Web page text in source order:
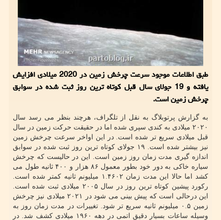
طبق اطلاعات موجود سرعت چرخش زمین در 2020 میلادی افزایش
یافته و 19 جولای سال قبل کوتاه ترین روز ثبت شده در سوابق
چرخش زمین است.
به گزارش پرتوبلاگ به نقل از تلگراف، هرچند بنظر می رسد سال
۲۰۲۰ میلادی به کندی سپری شده اما در حقیقت حرکت زمین در سال
قبل میلادی سریع تر شده است. در این اواخر سرعت چرخش زمین
نیز بیشتر شده است. ۱۹ جولای کوتاه ترین روز ثبت شده در سوابق
اندازه گیری مدت زمان روز زمین است. این در حالیست که چرخش
سیاره خاکی به دور خود بطور معمول ۸۶ هزار و ۴۰۰ ثانیه طول می
کشد اما حالا این مدت زمان ۱.۴۶۰۲ میلیونم ثانیه کمتر شده است.
رکورد پیشین کوتاه ترین روز در سال ۲۰۰۵ میلادی ثبت شده است.
این درحالی است که پیش بینی می شود در ۲۰۲۱ میلادی نیز چرخش
زمین ۰.۵ میلیونم ثانیه سریع تر شود. تغییرات در مدت زمان روز به
وسیله ساعات بسیار دقیق اتمی در دهه ۱۹۶۰ میلادی کشف شد. در